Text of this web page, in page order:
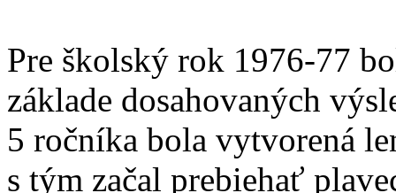
Pre školský rok 1976-77
základe dosahovaných
5 ročníka bola vytvorená
s tým začal prebiehať